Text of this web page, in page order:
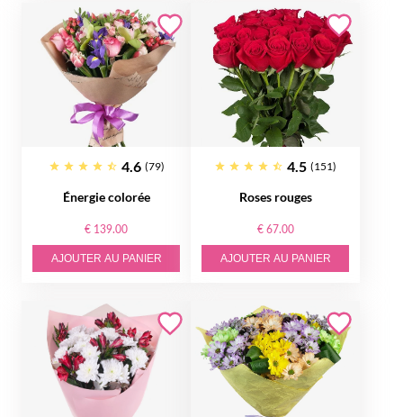
4.6 (79)
Énergie colorée
€ 139.00
AJOUTER AU PANIER
4.5 (151)
Roses rouges
€ 67.00
AJOUTER AU PANIER